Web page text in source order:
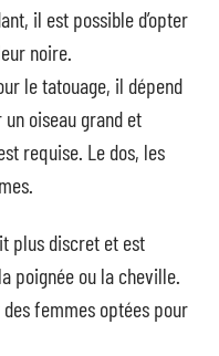
il est possible d’opter
noire.
le tatouage, il dépend
oiseau grand et
requise. Le dos, les
plus discret et est
poignée ou la cheville.
des femmes optées pour